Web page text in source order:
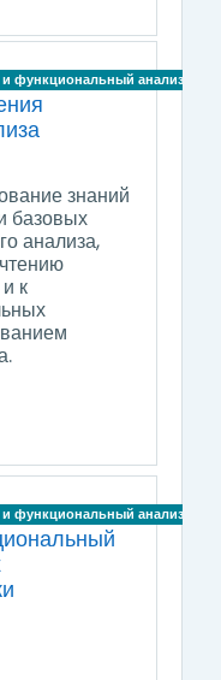
и функциональный анализ
знаний
базовых
анализа,
к
и функциональный анализ